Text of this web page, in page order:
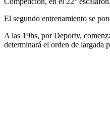
El segundo entrenamiento se
A las 19hs, por Deportv,
determinará el orden de largada